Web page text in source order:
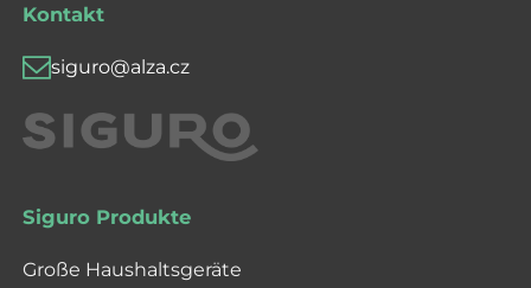
Kontakt
siguro@alza.cz
Siguro Produkte
Große Haushaltsgeräte